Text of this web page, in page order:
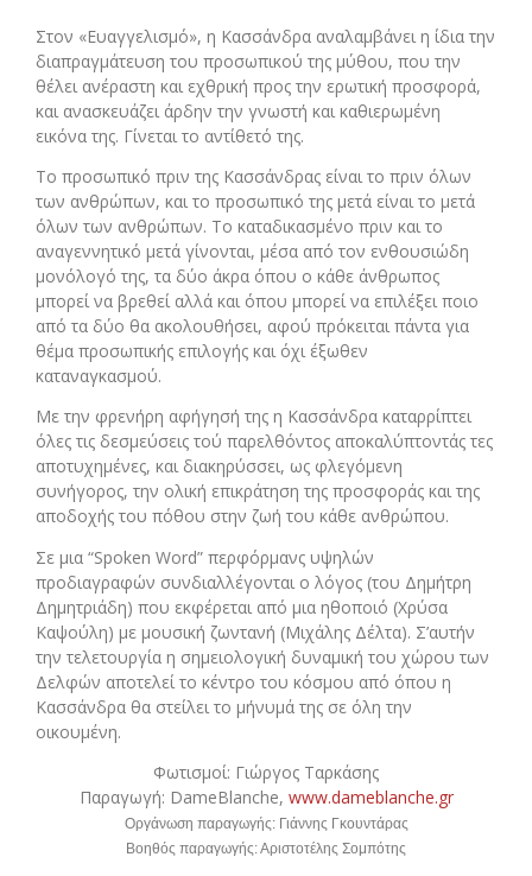
Στον «Ευαγγελισμό», η Κασσάνδρα αναλαμβάνει η ίδια την
διαπραγμάτευση του προσωπικού της μύθου, που την
θέλει ανέραστη και εχθρική προς την ερωτική προσφορά,
και ανασκευάζει άρδην την γνωστή και καθιερωμένη
εικόνα της. Γίνεται το αντίθετό της.
Το προσωπικό πριν της Κασσάνδρας είναι το πριν όλων
των ανθρώπων, και το προσωπικό της μετά είναι το μετά
όλων των ανθρώπων. Το καταδικασμένο πριν και το
αναγεννητικό μετά γίνονται, μέσα από τον ενθουσιώδη
μονόλογό της, τα δύο άκρα όπου ο κάθε άνθρωπος
μπορεί να βρεθεί αλλά και όπου μπορεί να επιλέξει ποιο
από τα δύο θα ακολουθήσει, αφού πρόκειται πάντα για
θέμα προσωπικής επιλογής και όχι έξωθεν
καταναγκασμού.
Με την φρενήρη αφήγησή της η Κασσάνδρα καταρρίπτει
όλες τις δεσμεύσεις τού παρελθόντος αποκαλύπτοντάς τες
αποτυχημένες, και διακηρύσσει, ως φλεγόμενη
συνήγορος, την ολική επικράτηση της προσφοράς και της
αποδοχής του πόθου στην ζωή του κάθε ανθρώπου.
Σε μια “Spoken Word” περφόρμανς υψηλών
προδιαγραφών συνδιαλλέγονται ο λόγος (του Δημήτρη
Δημητριάδη) που εκφέρεται από μια ηθοποιό (Χρύσα
Καψούλη) με μουσική ζωντανή (Μιχάλης Δέλτα). Σ’αυτήν
την τελετουργία η σημειολογική δυναμική του χώρου των
Δελφών αποτελεί το κέντρο του κόσμου από όπου η
Κασσάνδρα θα στείλει το μήνυμά της σε όλη την
οικουμένη.
Φωτισμοί: Γιώργος Ταρκάσης
Παραγωγή: DameBlanche, www.dameblanche.gr
Οργάνωση παραγωγής: Γιάννης Γκουντάρας
Βοηθός παραγωγής: Αριστοτέλης Σομπότης